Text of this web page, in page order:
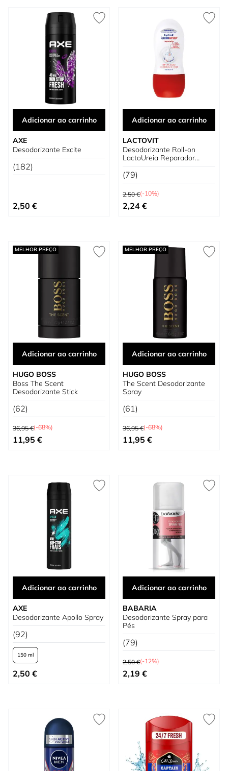
Adicionar ao carrinho
AXE
Desodorizante Excite
(182)
2,50 €
Adicionar ao carrinho
LACTOVIT
Desodorizante Roll-on
LactoUreia Reparador
Eficaz
(79)
Preço Normal
2,50 €(-10%)
Preço Especial
2,24 €
MELHOR PREÇO
Adicionar ao carrinho
HUGO BOSS
Boss The Scent
Desodorizante Stick
(62)
Preço Normal
36,95 €(-68%)
Preço Especial
11,95 €
MELHOR PREÇO
Adicionar ao carrinho
HUGO BOSS
The Scent Desodorizante
Spray
(61)
Preço Normal
36,95 €(-68%)
Preço Especial
11,95 €
Adicionar ao carrinho
AXE
Desodorizante Apollo Spray
(92)
150 ml
Tão baixo quanto
2,50 €
Adicionar ao carrinho
BABARIA
Desodorizante Spray para
Pés
(79)
Preço Normal
2,50 €(-12%)
Preço Especial
2,19 €